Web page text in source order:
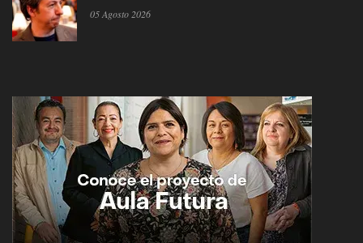
05 Agosto 2026